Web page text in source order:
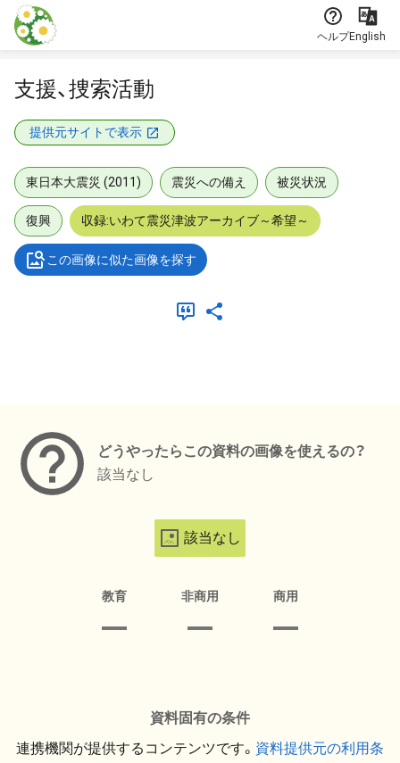
本文に飛ぶ
ヘルプEnglish
支援、捜索活動
提供元サイトで表示
東日本大震災 (2011) 震災への備え 被災状況
復興 収録:いわて震災津波アーカイブ～希望～
この画像に似た画像を探す
どうやったらこの資料の画像を使えるの？
該当なし
該当なし
教育 非商用 商用
資料固有の条件
連携機関が提供するコンテンツです。 資料提供元の利用条